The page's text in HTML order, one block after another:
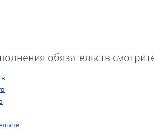
обязательств